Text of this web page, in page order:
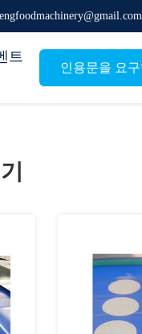
트
인용문을 요